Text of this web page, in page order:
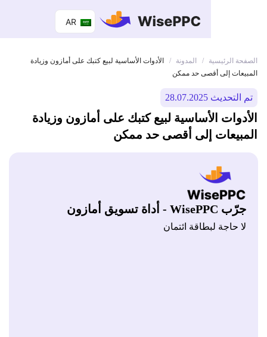
AR
الرئيسية / المدونة
الأدوات الأساسية لبيع كتبك على أمازون وزيادة
إلى أقصى حد ممكن
28.07.2025
الأساسية لبيع كتبك على أمازون وزيادة
إلى أقصى حد ممكن
حاجة لبطاقة ائتمان